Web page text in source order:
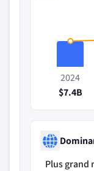
2024
$7.4B
Plus grand